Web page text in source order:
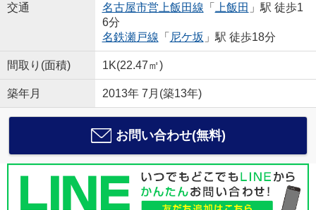
交通
名古屋市営上飯田線 「 上飯田 」駅 徒歩1
6分
名鉄瀬戸線 「 尼ケ坂 」駅 徒歩18分
間取り(面積) 1K(22.47㎡)
築年月 2013年 7月(築13年)
お問い合わせ(無料)